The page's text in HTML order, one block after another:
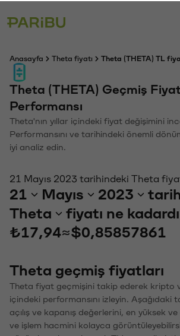
Anasayfa Theta fiyatı Theta (THETA) TL
Theta (THETA) Geçmiş Fiyat
Performansı
Theta'nın yıllar içindeki fiyat değişimini
Performansını ve tarihindeki önemli
iyi analiz edin.
21 Mayıs 2023 tarihindeki Theta
21 Mayıs 2023
Theta
fiyatı ne
₺17,94≈$0,85857861
Theta geçmiş fiyatları
Theta fiyat geçmişini takip ederek kripto
içindeki performansını izleyin. Aşağıdaki
açılış ve kapanış değerlerini, en yüksek
ve işlem hacmini kolayca